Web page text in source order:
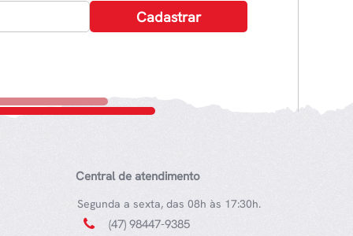
Central de atendimento
Segunda a sexta, das 08h às 17:30h.
(47) 98447-9385